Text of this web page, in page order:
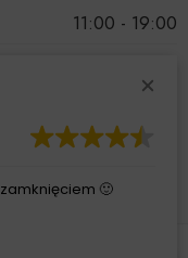
11:00 - 19:00
🙂